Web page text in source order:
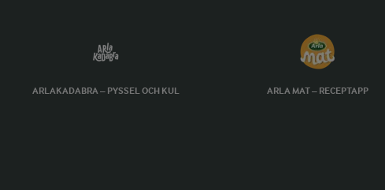
ARLAKADABRA – PYSSEL OCH KUL ARLA MAT – RECEPTAPP